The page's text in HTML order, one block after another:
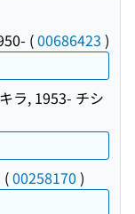
(00686423 )
ラ, 1953- チシ
(00258170 )